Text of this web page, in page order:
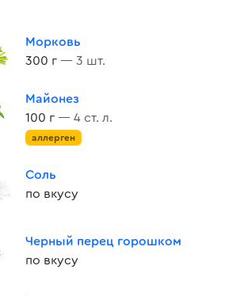
Морковь
300 г — 3 шт.
Майонез
100 г — 4 ст. л.
аллерген
Соль
по вкусу
Черный перец горошком
по вкусу